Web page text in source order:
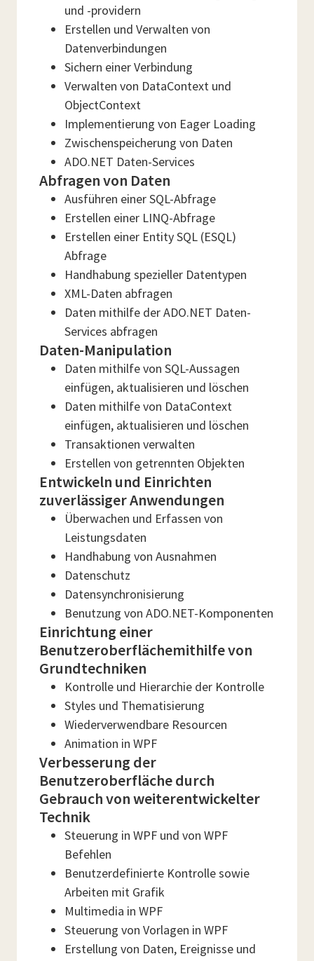
und -providern
Erstellen und Verwalten von
Datenverbindungen
Sichern einer Verbindung
Verwalten von DataContext und
ObjectContext
Implementierung von Eager Loading
Zwischenspeicherung von Daten
ADO.NET Daten-Services
Abfragen von Daten
Ausführen einer SQL-Abfrage
Erstellen einer LINQ-Abfrage
Erstellen einer Entity SQL (ESQL)
Abfrage
Handhabung spezieller Datentypen
XML-Daten abfragen
Daten mithilfe der ADO.NET Daten-
Services abfragen
Daten-Manipulation
Daten mithilfe von SQL-Aussagen
einfügen, aktualisieren und löschen
Daten mithilfe von DataContext
einfügen, aktualisieren und löschen
Transaktionen verwalten
Erstellen von getrennten Objekten
Entwickeln und Einrichten
zuverlässiger Anwendungen
Überwachen und Erfassen von
Leistungsdaten
Handhabung von Ausnahmen
Datenschutz
Datensynchronisierung
Benutzung von ADO.NET-Komponenten
Einrichtung einer
Benutzeroberflächemithilfe von
Grundtechniken
Kontrolle und Hierarchie der Kontrolle
Styles und Thematisierung
Wiederverwendbare Resourcen
Animation in WPF
Verbesserung der
Benutzeroberfläche durch
Gebrauch von weiterentwickelter
Technik
Steuerung in WPF und von WPF
Befehlen
Benutzerdefinierte Kontrolle sowie
Arbeiten mit Grafik
Multimedia in WPF
Steuerung von Vorlagen in WPF
Erstellung von Daten, Ereignisse und